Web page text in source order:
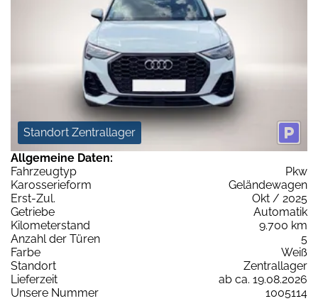
Standort Zentrallager
Allgemeine Daten:
Fahrzeugtyp
Pkw
Karosserieform
Geländewagen
Erst-Zul.
Okt / 2025
Getriebe
Automatik
Kilometerstand
9.700 km
Anzahl der Türen
5
Farbe
Weiß
Standort
Zentrallager
Lieferzeit
ab ca. 19.08.2026
Unsere Nummer
1005114